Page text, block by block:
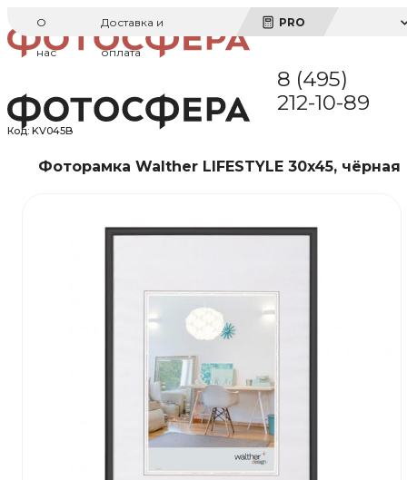
О
нас
Доставка и
оплата
PRO
8 (495)
212-10-89
Код: KV045B
Фоторамка Walther LIFESTYLE 30x45, чёрная